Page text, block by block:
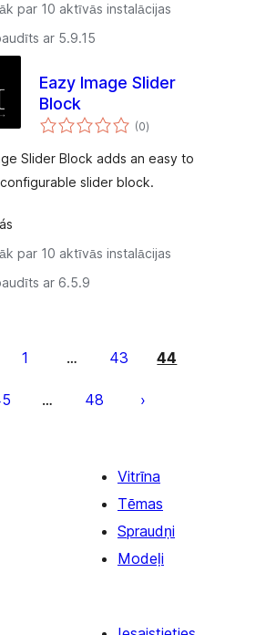
par 10 aktīvās instalācijas
ar 5.9.15
Eazy Image Slider
Block
(0vērtējumu
kopsumma
)
Slider Block adds an easy to
slider block.
par 10 aktīvās instalācijas
ar 6.5.9
1 … 43 44
… 48
Vitrīna
Tēmas
Spraudņi
Modeļi